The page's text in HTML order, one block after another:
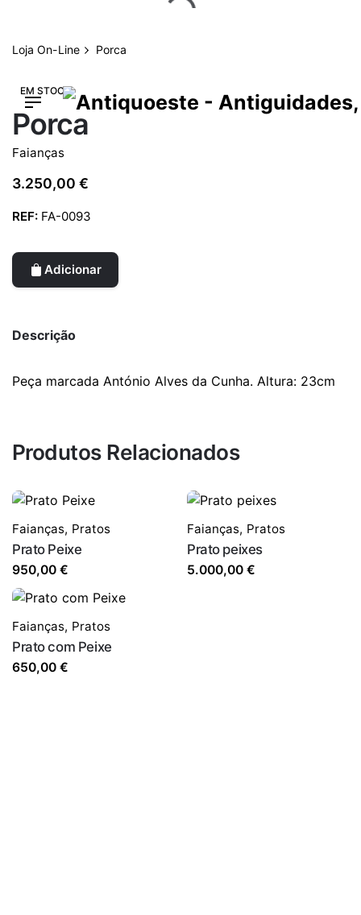
content
Loja On-Line Porca
EM STOCK
Porca
Faianças
3.250,00 €
REF: FA-0093
Adicionar
Descrição
Peça marcada António Alves da Cunha. Altura: 23cm
Produtos Relacionados
Faianças, Pratos
Prato Peixe
950,00 €
Faianças, Pratos
Prato peixes
5.000,00 €
Faianças, Pratos
Prato com Peixe
650,00 €